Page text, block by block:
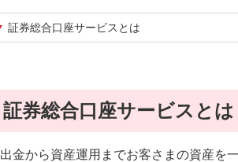
証券総合口座サービスとは
証券総合口座サービスとは
金から資産運用までお客さまの資産を